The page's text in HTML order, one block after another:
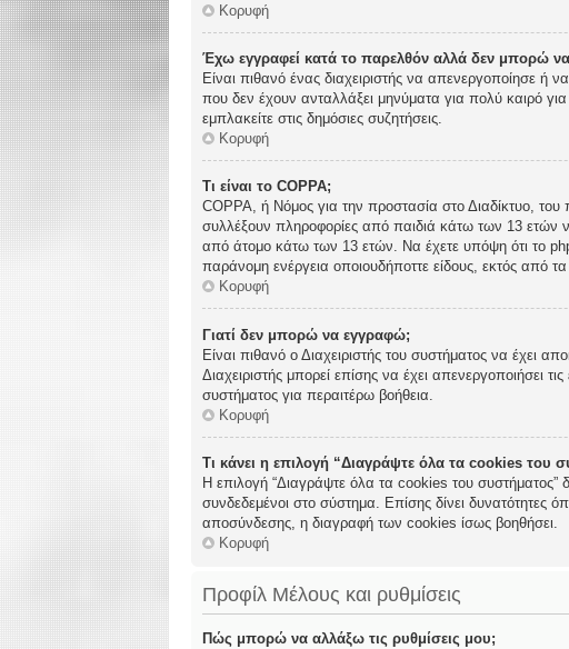
Κορυφή
Έχω εγγραφεί κατά το παρελθόν αλλά δεν μπορώ
Είναι πιθανό ένας διαχειριστής να απενεργοποίησε
που δεν έχουν ανταλλάξει μηνύματα για πολύ καιρό
εμπλακείτε στις δημόσιες συζητήσεις.
Κορυφή
Τι είναι το COPPA;
COPPA, ή Νόμος για την προστασία στο Διαδίκτυο,
συλλέξουν πληροφορίες από παιδιά κάτω των 13 ετών
από άτομο κάτω των 13 ετών. Να έχετε υπόψη ότι το
παράνομη ενέργεια οποιουδήποττε είδους, εκτός από
Κορυφή
Γιατί δεν μπορώ να εγγραφώ;
Είναι πιθανό ο Διαχειριστής του συστήματος να έχει
Διαχειριστής μπορεί επίσης να έχει απενεργοποιήσει
συστήματος για περαιτέρω βοήθεια.
Κορυφή
Τι κάνει η επιλογή “Διαγράψτε όλα τα cookies του
Η επιλογή “Διαγράψτε όλα τα cookies του συστήματος”
συνδεδεμένοι στο σύστημα. Επίσης δίνει δυνατότητες
αποσύνδεσης, η διαγραφή των cookies ίσως βοηθήσει.
Κορυφή
Προφίλ Μέλους και ρυθμίσεις
Πώς μπορώ να αλλάξω τις ρυθμίσεις μου;